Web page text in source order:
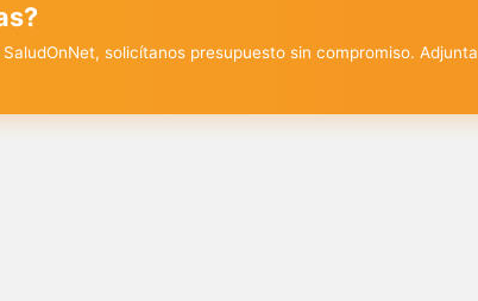
solicítanos presupuesto sin compromiso. Adjunta